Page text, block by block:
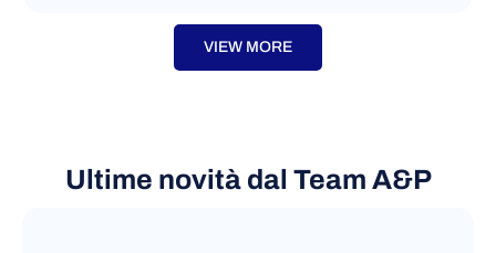
VIEW MORE
Ultime novità dal Team A&P